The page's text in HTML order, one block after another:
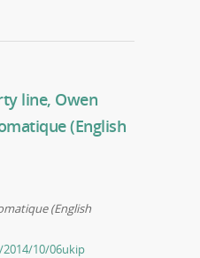
line, Owen
(English
(English
10/06ukip